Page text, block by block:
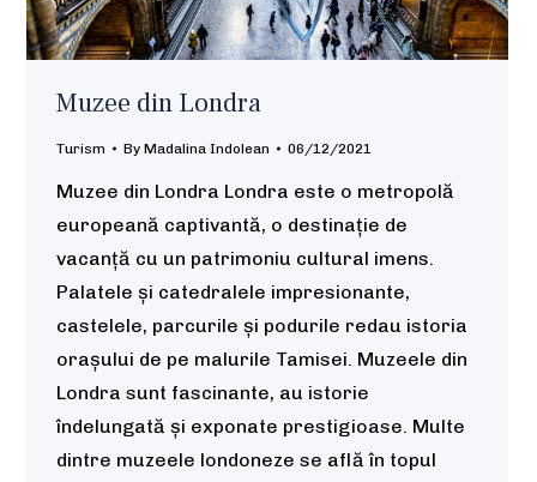
Muzee din Londra
Turism ByMadalina Indolean 06/12/2021
Muzee din Londra Londra este o metropolă
europeană captivantă, o destinație de
vacanță cu un patrimoniu cultural imens.
Palatele și catedralele impresionante,
castelele, parcurile și podurile redau istoria
orașului de pe malurile Tamisei. Muzeele din
Londra sunt fascinante, au istorie
îndelungată și exponate prestigioase. Multe
dintre muzeele londoneze se află în topul